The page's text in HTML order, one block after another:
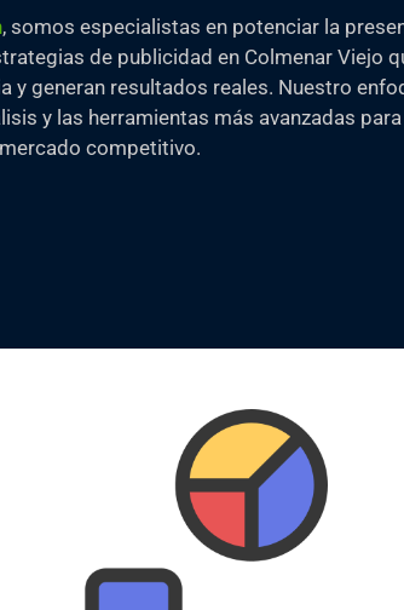
, somos especialistas en potenciar la
de publicidad en Colmenar Viejo
y generan resultados reales. Nuestro
y las herramientas más avanzadas para
competitivo.